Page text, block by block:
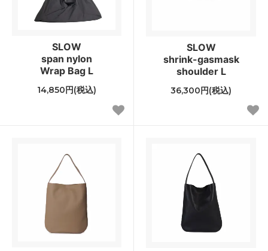
SLOW
span nylon
Wrap Bag L
14,850円(税込)
SLOW
shrink-gasmask
shoulder L
36,300円(税込)